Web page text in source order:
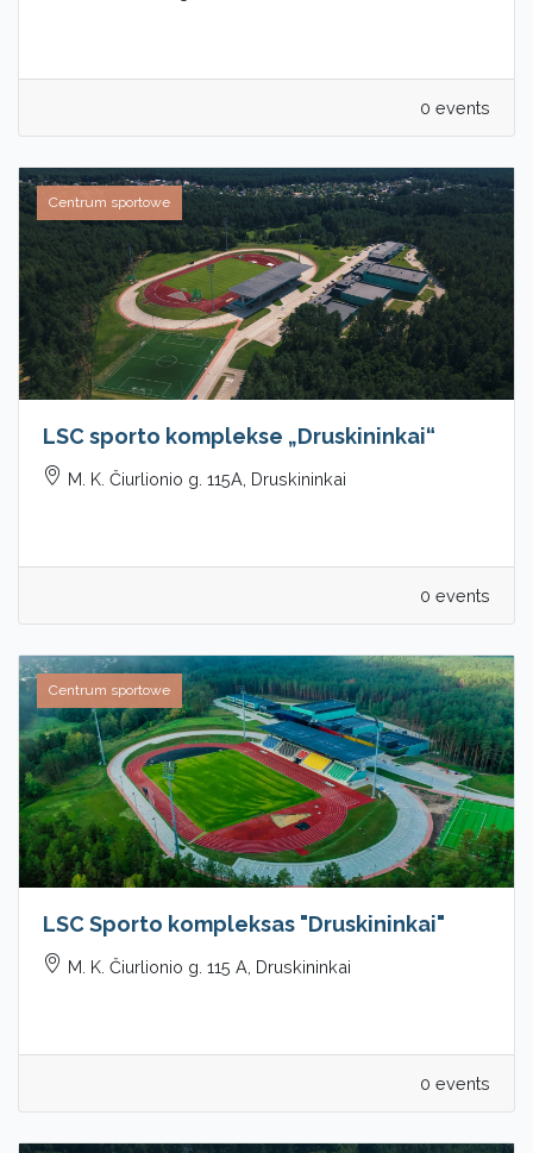
0 events
Centrum sportowe
LSC sporto komplekse „Druskininkai“
M. K. Čiurlionio g. 115A, Druskininkai
0 events
Centrum sportowe
LSC Sporto kompleksas "Druskininkai"
M. K. Čiurlionio g. 115 A, Druskininkai
0 events